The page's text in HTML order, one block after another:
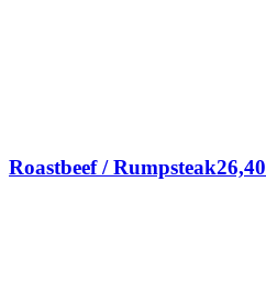
Roastbeef / Rumpsteak26,40